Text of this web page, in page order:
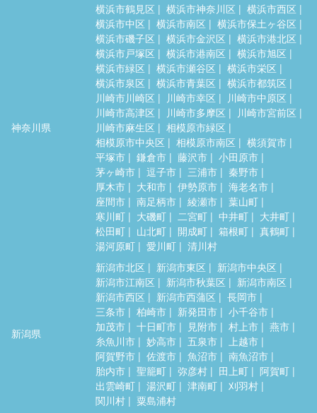
神奈川県
横浜市鶴見区 横浜市神奈川区
横浜市西区
横浜市中区
横浜市南区
横浜市保土ヶ谷区
横浜市磯子区
横浜市金沢区
横浜市港北区
横浜市戸塚区
横浜市港南区
横浜市旭区
横浜市緑区
横浜市瀬谷区
横浜市栄区
横浜市泉区
横浜市青葉区
横浜市都筑区
川崎市川崎区
川崎市幸区
川崎市中原区
川崎市高津区
川崎市多摩区
川崎市宮前区
川崎市麻生区
相模原市緑区
相模原市中央区
相模原市南区
横須賀市
平塚市
鎌倉市 藤沢市
小田原市
茅ヶ崎市
逗子市 三浦市
秦野市
厚木市
大和市 伊勢原市
海老名市
座間市
南足柄市 綾瀬市
葉山町
寒川町
大磯町 二宮町 中井町
大井町
松田町
山北町 開成町 箱根町
真鶴町
湯河原町
愛川町 清川村
新潟県
新潟市北区 新潟市東区
新潟市中央区
新潟市江南区
新潟市秋葉区
新潟市南区
新潟市西区
新潟市西蒲区
長岡市
三条市
柏崎市 新発田市
小千谷市
加茂市
十日町市 見附市 村上市
燕市
糸魚川市
妙高市 五泉市
上越市
阿賀野市
佐渡市 魚沼市
南魚沼市
胎内市
聖籠町 弥彦村 田上町
阿賀町
出雲崎町
湯沢町 津南町
刈羽村
関川村
粟島浦村